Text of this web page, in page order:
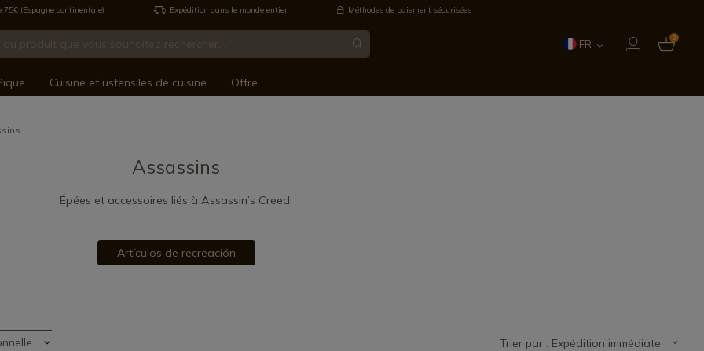
(Espagne continentale) Expédition dans le monde entier Méthodes de paiement sécurisées
FR 0
Cuisine et ustensiles de cuisine Offre
Assassins
Épées et accessoires liés à Assassin’s Creed.
Artículos de recreación
Trier par : Expédition immédiate